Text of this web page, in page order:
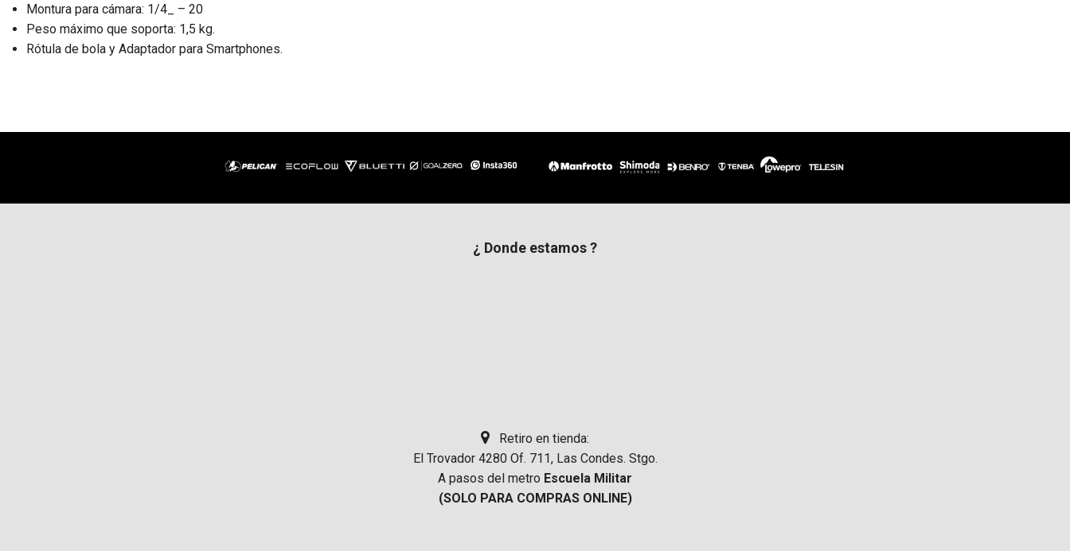
Montura para cámara: 1/4_ – 20
Peso máximo que soporta: 1,5 kg.
Rótula de bola y Adaptador para Smartphones.
¿ Donde estamos ?
Retiro en tienda:
El Trovador 4280 Of. 711, Las Condes. Stgo.
A pasos del metro Escuela Militar
(SOLO PARA COMPRAS ONLINE)